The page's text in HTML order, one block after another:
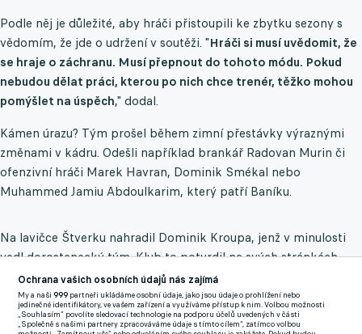
Podle něj je důležité, aby hráči přistoupili ke zbytku sezony s
vědomím, že jde o udržení v soutěži. "Hráči si musí uvědomit, že
se hraje o záchranu. Musí přepnout do tohoto módu. Pokud
nebudou dělat práci, kterou po nich chce trenér, těžko mohou
pomýšlet na úspěch," dodal.
Kámen úrazu? Tým prošel během zimní přestávky výraznými
změnami v kádru. Odešli například brankář Radovan Murin či
ofenzivní hráči Marek Havran, Dominik Smékal nebo
Muhammed Jamiu Abdoulkarim, který patří Baníku.
Na lavičce Štverku nahradil Dominik Kroupa, jenž v minulosti
vedl dorostenecký tým. Klub to potvrdil na svých stránkách.
Současná situace kontrastuje s tím, co se klubu podařilo v
posledních letech vybudovat. V říjnu 2022 Hlučín porazil v
národním poháru Plzeň 3:2.
Ochrana vašich osobních údajů nás zajímá
My a naši999 partneři ukládáme osobní údaje, jako jsou údaje o prohlížení nebo
jedinečné identifikátory, ve vašem zařízení a využíváme přístup k nim. Volbou možnosti
„Souhlasím“ povolíte sledovací technologie na podporu účelů uvedených v části
„Společně s našimi partnery zpracováváme údaje s tímto cílem“, zatímco volbou